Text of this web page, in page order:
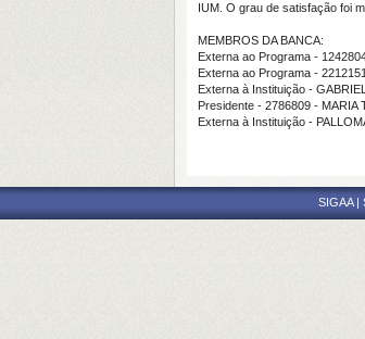
IUM. O grau de satisfação foi
MEMBROS DA BANCA:
Externa ao Programa -
Externa ao Programa -
Externa à Instituição -
Presidente - 2786809 - MARIA
Externa à Instituição -
SIGAA |